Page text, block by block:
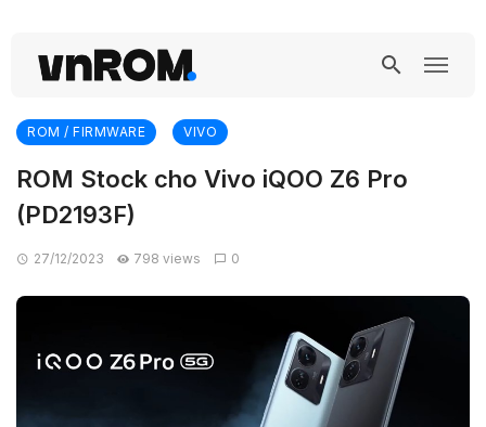
ROM / FIRMWARE VIVO
ROM Stock cho Vivo iQOO Z6 Pro
(PD2193F)
27/12/2023 798 views 0